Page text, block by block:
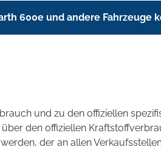
600e und andere Fahrzeuge
und zu den offiziellen
den offiziellen
der an allen